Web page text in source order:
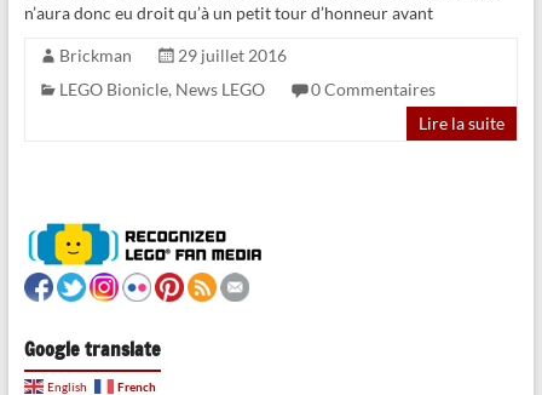
n’aura donc eu droit qu’à un petit tour d’honneur avant
Brickman
29 juillet 2016
LEGO Bionicle, News LEGO
0 Commentaires
Lire la suite
Google translate
English French